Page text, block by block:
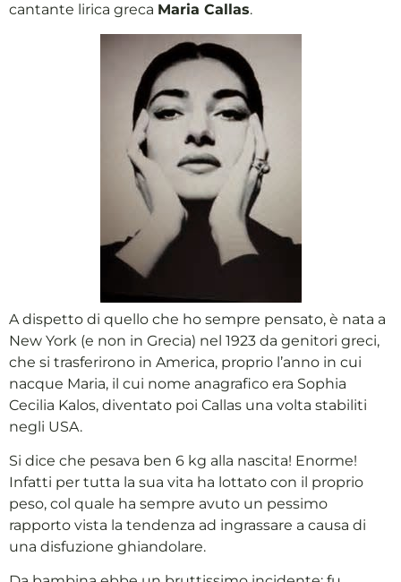
cantante lirica greca Maria Callas.
A dispetto di quello che ho sempre pensato, è nata a
New York (e non in Grecia) nel 1923 da genitori greci,
che si trasferirono in America, proprio l’anno in cui
nacque Maria, il cui nome anagrafico era Sophia
Cecilia Kalos, diventato poi Callas una volta stabiliti
negli USA.
Si dice che pesava ben 6 kg alla nascita! Enorme!
Infatti per tutta la sua vita ha lottato con il proprio
peso, col quale ha sempre avuto un pessimo
rapporto vista la tendenza ad ingrassare a causa di
una disfuzione ghiandolare.